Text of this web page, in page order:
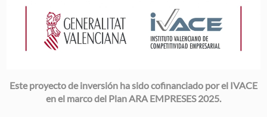
Este proyecto de inversión ha sido cofinanciado por el IVACE
en el marco del Plan ARA EMPRESES 2025.